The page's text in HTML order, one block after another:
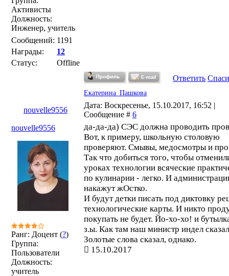
Активисты
Должность:
Инженер, учитель
Сообщений: 1191
Награды:
12
Статус:
Offline
Ответить
Екатерина_Пашкова
nouvelle9556
Дата: Воскресенье, 15.10.2017, 16:52 |
Сообщение # 6
nouvelle9556
Ранг: Доцент (?)
Группа:
Пользователи
Должность:
учитель
да-да-да) СЭС должна проводить
Вот, к примеру, школьную столовую
проверяют. Смывы, медосмотры и
Так что добиться того, чтобы
уроках технологии всяческие
по кулинарии - легко. И
накажут жОстко.
И будут детки писать под диктовку
технологические карты. И никто
покупать не будет. Йо-хо-хо! и
з.ы. Как там наш министр индел
Золотые слова сказал, однако.
15.10.2017